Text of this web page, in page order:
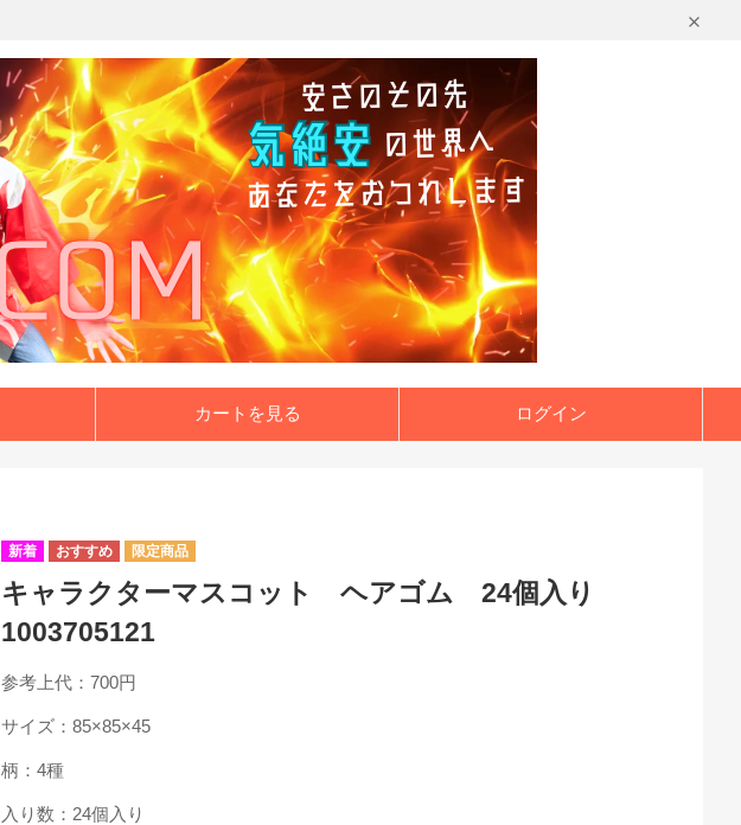
カートを見る ログイン
キャラクターマスコット ヘアゴム 24個入り
1003705121
参考上代：700円
サイズ：85×85×45
柄：4種
入り数：24個入り